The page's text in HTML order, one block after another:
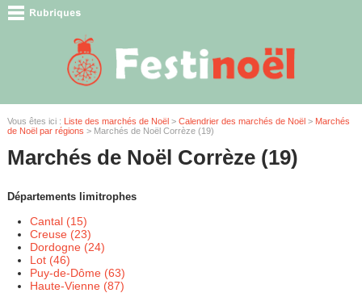
Vous êtes ici : Liste des marchés de Noël> Calendrier des marchés de Noël> Marchés
de Noël par régions > Marchés de Noël Corrèze (19)
Marchés de Noël Corrèze (19)
Départements limitrophes
Cantal (15)
Creuse (23)
Dordogne (24)
Lot (46)
Puy-de-Dôme (63)
Haute-Vienne (87)